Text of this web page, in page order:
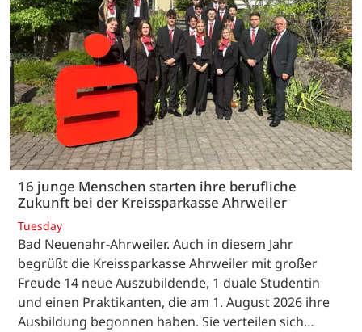
16 junge Menschen starten ihre berufliche
Zukunft bei der Kreissparkasse Ahrweiler
Tuesday
Bad Neuenahr-Ahrweiler. Auch in diesem Jahr
begrüßt die Kreissparkasse Ahrweiler mit großer
Freude 14 neue Auszubildende, 1 duale Studentin
und einen Praktikanten, die am 1. August 2026 ihre
Ausbildung begonnen haben. Sie verteilen sich…